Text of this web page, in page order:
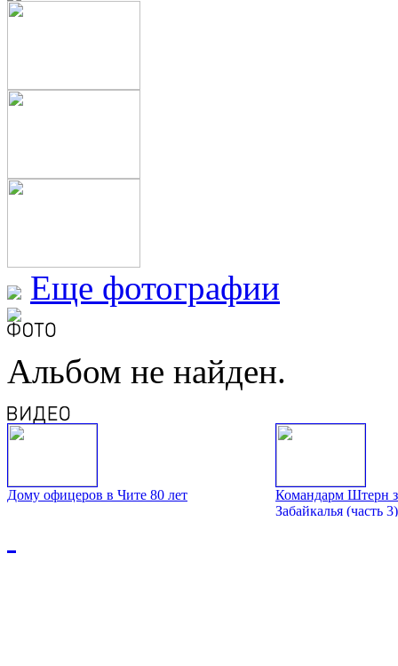
Еще фотографии
Альбом не найден.
Дому офицеров в Чите 80 лет
Командарм Штерн
Забайкалья (часть 3)